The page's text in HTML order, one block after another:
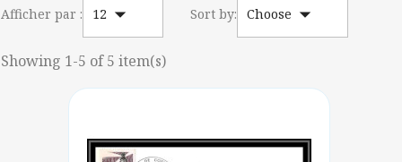
Afficher par : 12  Sort by: Choose 
Showing 1-5 of 5 item(s)